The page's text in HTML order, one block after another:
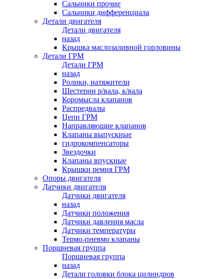
Сальники прочие
Сальники дифференциала
Детали двигателя
Детали двигателя
назад
Крышка маслозаливной горловины
Детали ГРМ
Детали ГРМ
назад
Ролики, натяжители
Шестерни р/вала, к/вала
Коромысла клапанов
Распредвалы
Цепи ГРМ
Направляющие клапанов
Клапаны выпускные
гидрокомпенсаторы
Звездочки
Клапаны впускные
Крышки ремня ГРМ
Опоры двигателя
Датчики двигателя
Датчики двигателя
назад
Датчики положения
Датчики давления масла
Датчики температуры
Термо-пневмо клапаны
Поршневая группа
Поршневая группа
назад
Детали головки блока цилиндров